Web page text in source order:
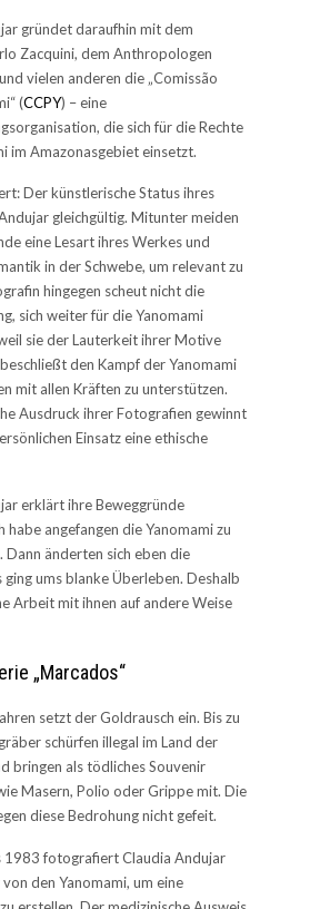
gründet daraufhin mit dem
Zacquini, dem Anthropologen
vielen anderen die „Comissão
(CCPY) – eine
die sich für die Rechte
im Amazonasgebiet einsetzt.
Der künstlerische Status ihres
gleichgültig. Mitunter meiden
eine Lesart ihres Werkes und
in der Schwebe, um relevant zu
hingegen scheut nicht die
sich weiter für die Yanomami
sie der Lauterkeit ihrer Motive
den Kampf der Yanomami
mit allen Kräften zu unterstützen.
Ausdruck ihrer Fotografien gewinnt
Einsatz eine ethische
erklärt ihre Beweggründe
habe angefangen die Yanomami zu
änderten sich eben die
ging ums blanke Überleben. Deshalb
Arbeit mit ihnen auf andere Weise
„Marcados“
setzt der Goldrausch ein. Bis zu
schürfen illegal im Land der
bringen als tödliches Souvenir
Masern, Polio oder Grippe mit. Die
diese Bedrohung nicht gefeit.
1983 fotografiert Claudia Andujar
den Yanomami, um eine